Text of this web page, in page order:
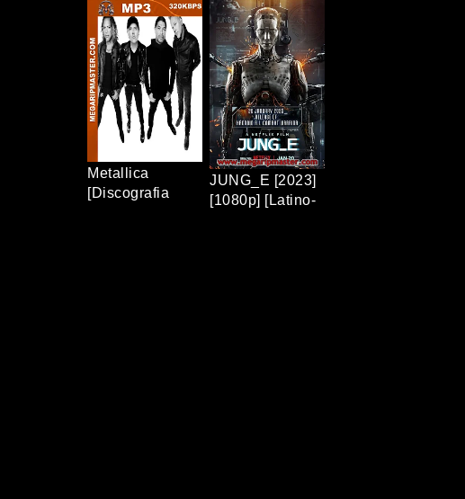
[320Kbps] [MP3]
[TERABOX]
Metallica
[Discografia
JUNG_E [2023]
[1080p] [Latino-